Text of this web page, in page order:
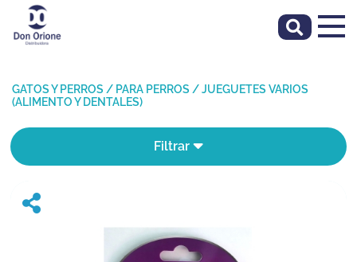
GATOS Y PERROS / PARA PERROS /JUEGUETES VARIOS
(ALIMENTO Y DENTALES)
Filtrar